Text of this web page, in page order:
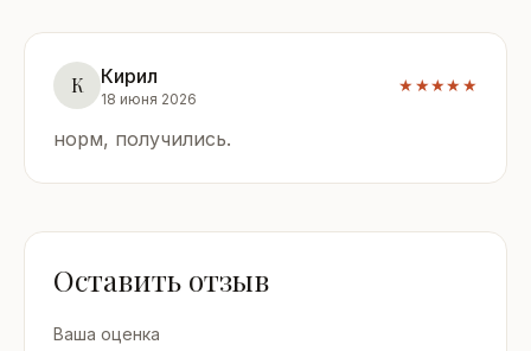
К Кирил
18 июня 2026
★★★★★
норм, получились.
Оставить отзыв
Ваша оценка